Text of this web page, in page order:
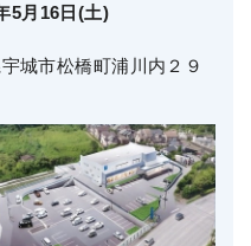
5月16日(土)
城市松橋町浦川内２９